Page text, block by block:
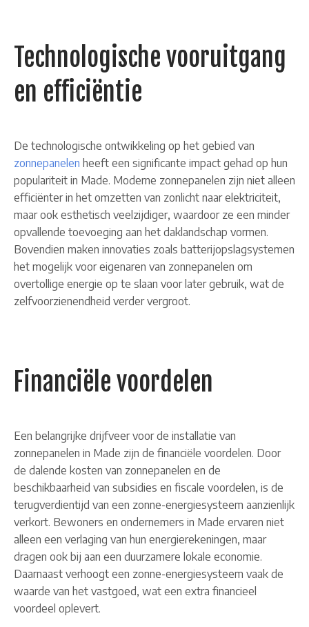
Technologische vooruitgang
en efficiëntie
De technologische ontwikkeling op het gebied van
zonnepanelen heeft een significante impact gehad op hun
populariteit in Made. Moderne zonnepanelen zijn niet alleen
efficiënter in het omzetten van zonlicht naar elektriciteit,
maar ook esthetisch veelzijdiger, waardoor ze een minder
opvallende toevoeging aan het daklandschap vormen.
Bovendien maken innovaties zoals batterijopslagsystemen
het mogelijk voor eigenaren van zonnepanelen om
overtollige energie op te slaan voor later gebruik, wat de
zelfvoorzienendheid verder vergroot.
Financiële voordelen
Een belangrijke drijfveer voor de installatie van
zonnepanelen in Made zijn de financiële voordelen. Door
de dalende kosten van zonnepanelen en de
beschikbaarheid van subsidies en fiscale voordelen, is de
terugverdientijd van een zonne-energiesysteem aanzienlijk
verkort. Bewoners en ondernemers in Made ervaren niet
alleen een verlaging van hun energierekeningen, maar
dragen ook bij aan een duurzamere lokale economie.
Daarnaast verhoogt een zonne-energiesysteem vaak de
waarde van het vastgoed, wat een extra financieel
voordeel oplevert.